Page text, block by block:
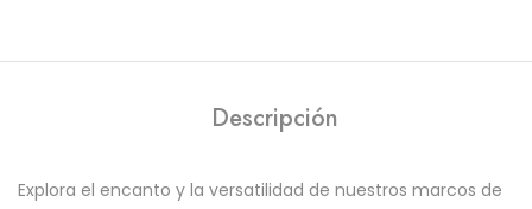
Descripción
Explora el encanto y la versatilidad de nuestros marcos de